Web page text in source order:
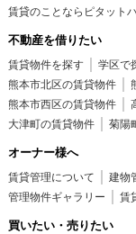
賃貸のことならピタット
不動産を借りたい
賃貸物件を探す 学区で
熊本市北区の賃貸物件
熊本市西区の賃貸物件
大津町の賃貸物件
菊陽
オーナー様へ
賃貸管理について 建物
管理物件ギャラリー
賃
買いたい・売りたい